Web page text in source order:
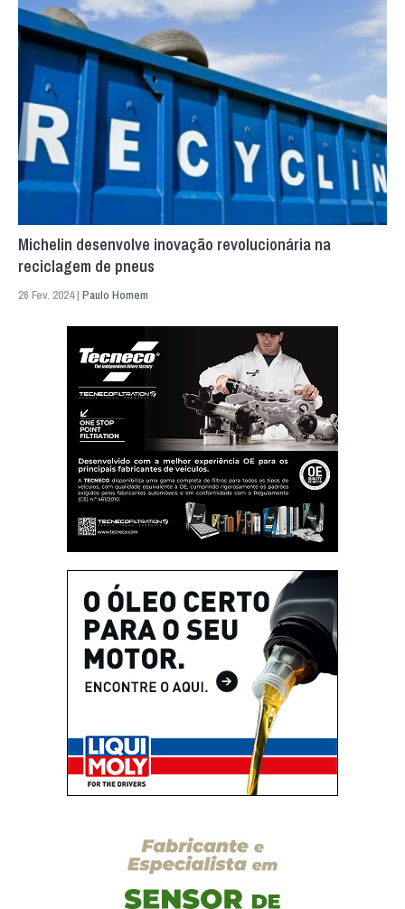
Michelin desenvolve inovação revolucionária na
reciclagem de pneus
26 Fev. 2024 | Paulo Homem